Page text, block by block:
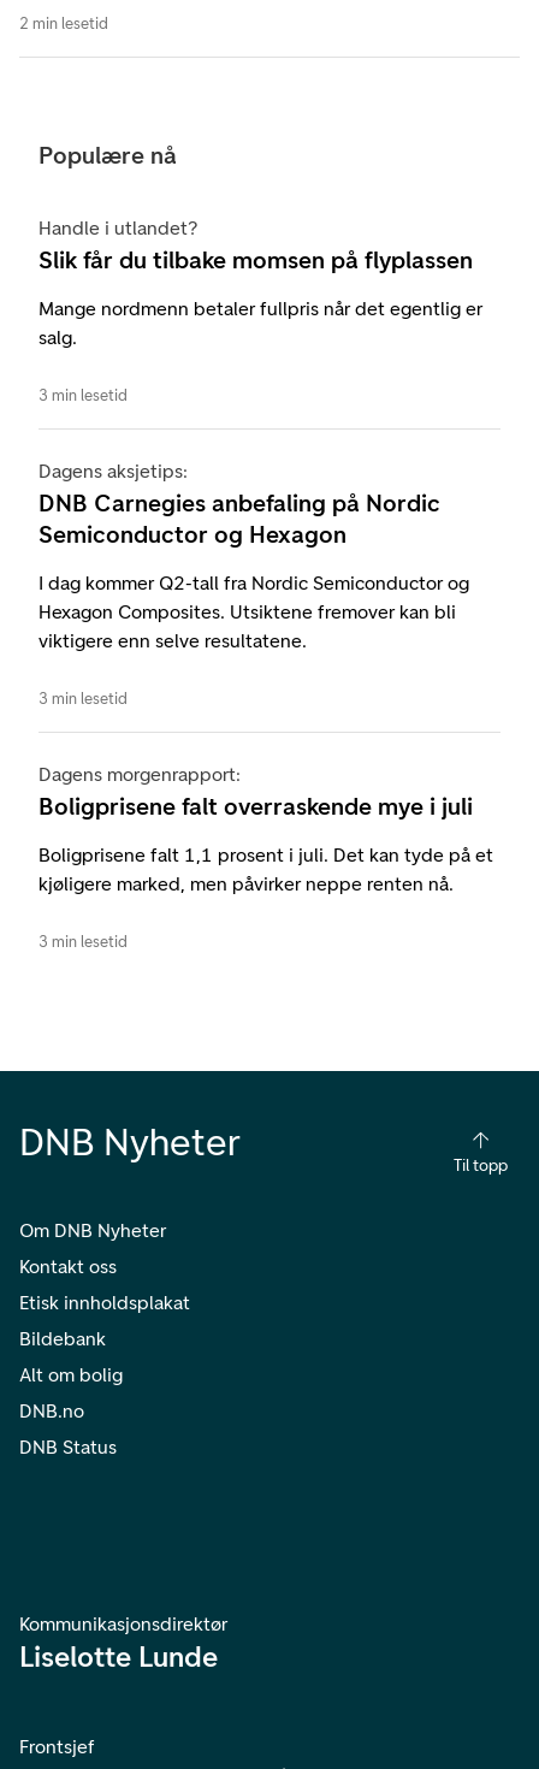
2 min lesetid
Populære nå
Handle i utlandet?
Slik får du tilbake momsen på flyplassen
Mange nordmenn betaler fullpris når det egentlig er
salg.
3 min lesetid
Dagens aksjetips:
DNB Carnegies anbefaling på Nordic
Semiconductor og Hexagon
I dag kommer Q2-tall fra Nordic Semiconductor og
Hexagon Composites. Utsiktene fremover kan bli
viktigere enn selve resultatene.
3 min lesetid
Dagens morgenrapport:
Boligprisene falt overraskende mye i juli
Boligprisene falt 1,1 prosent i juli. Det kan tyde på et
kjøligere marked, men påvirker neppe renten nå.
3 min lesetid
DNB Nyheter
Til topp
Om DNB Nyheter
Kontakt oss
Etisk innholdsplakat
Bildebank
Alt om bolig
DNB.no
DNB Status
Kommunikasjonsdirektør
Liselotte Lunde
Frontsjef